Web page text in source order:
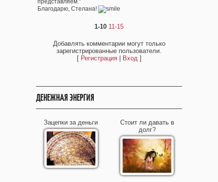
представляем."
Благодарю, Стелана!
1-10 11-15
Добавлять комментарии могут только
зарегистрированные пользователи.
[ Регистрация| Вход]
ДЕНЕЖНАЯ ЭНЕРГИЯ
Зацепки за деньги
Стоит ли давать в
долг?